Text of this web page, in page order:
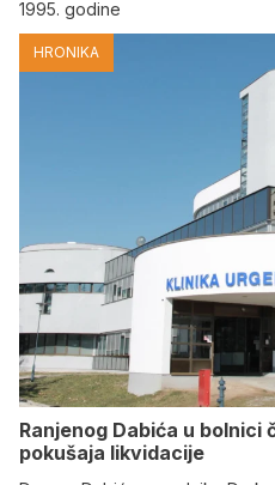
1995. godine
HRONIKA
Ranjenog Dabića u bolnici
pokušaja likvidacije